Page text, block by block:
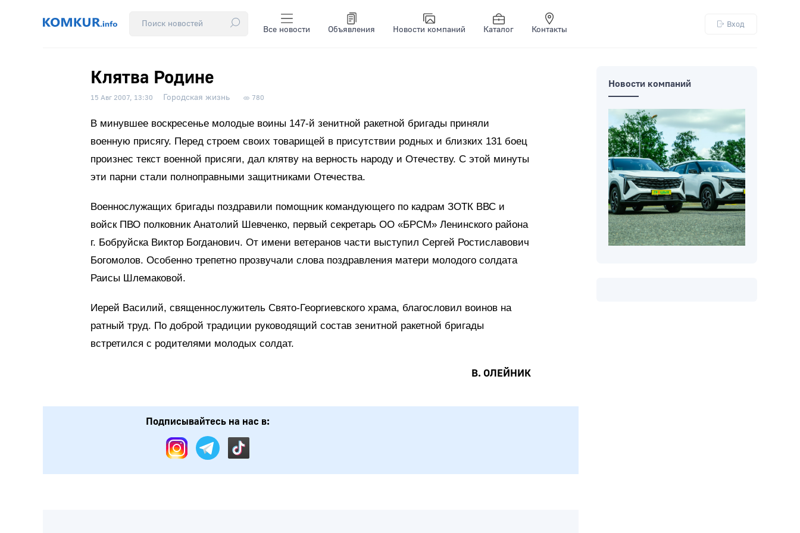
Все новости Объявления Новости компаний Каталог Контакты
Вход
Клятва Родине
15 Авг 2007, 13:30 Городская жизнь 780
В минувшее воскресенье молодые воины 147-й зенитной ракетной бригады приняли
военную присягу. Перед строем своих товарищей в присутствии родных и близких 131 боец
произнес текст военной присяги, дал клятву на верность народу и Отечеству. С этой минуты
эти парни стали полноправными защитниками Отечества.
Военнослужащих бригады поздравили помощник командующего по кадрам ЗОТК ВВС и
войск ПВО полковник Анатолий Шевченко, первый секретарь ОО «БРСМ» Ленинского района
г. Бобруйска Виктор Богданович. От имени ветеранов части выступил Сергей Ростиславович
Богомолов. Особенно трепетно прозвучали слова поздравления матери молодого солдата
Раисы Шлемаковой.
Иерей Василий, священнослужитель Свято-Георгиевского храма, благословил воинов на
ратный труд. По доброй традиции руководящий состав зенитной ракетной бригады
встретился с родителями молодых солдат.
В. ОЛЕЙНИК
Подписывайтесь на нас в:
Новости компаний